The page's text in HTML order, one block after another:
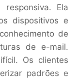
Ela
dispositivos e
de
de e-mail.
Os clientes
padrões e